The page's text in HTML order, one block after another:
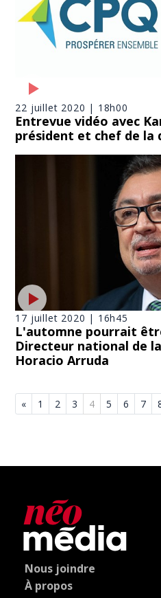
22 juillet 2020 | 18h00
Entrevue vidéo avec
président et chef de la
17 juillet 2020 | 16h45
L'automne pourrait
Directeur national de
Horacio Arruda
« 1 2 3 4 5 6 7
Nous joindre
À propos